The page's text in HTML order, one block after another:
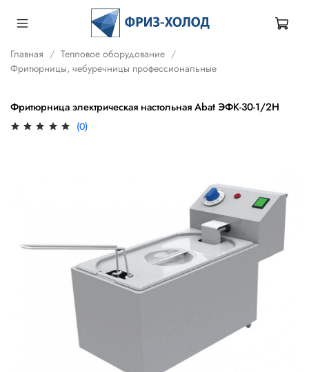
Главная
Тепловое оборудование
Фритюрницы, чебуречницы профессиональные
Фритюрница электрическая настольная Abat ЭФК-30-1/2Н
(0)